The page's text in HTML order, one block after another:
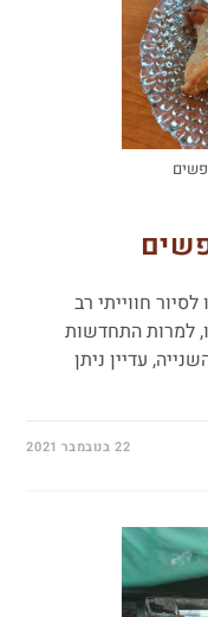
חווייתי רב
למרות התחדשות
עדיין ניתן
22 בנובמבר 2021